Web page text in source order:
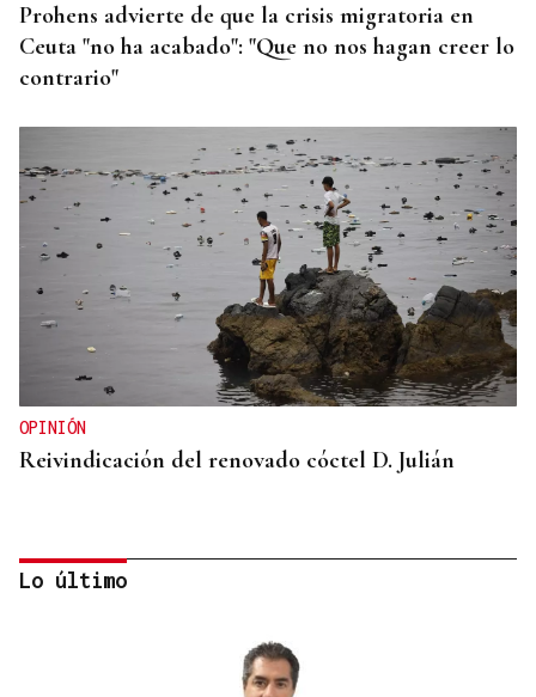
Prohens advierte de que la crisis migratoria en
Ceuta "no ha acabado": "Que no nos hagan creer lo
contrario"
OPINIÓN
Reivindicación del renovado cóctel D. Julián
Lo último